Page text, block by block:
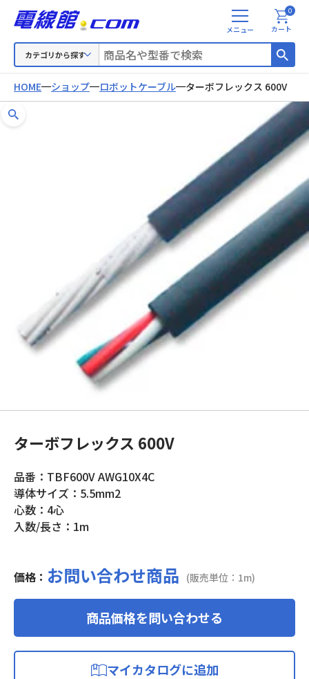
カテゴリから探す
メ
ニ
カート
0
HOME ショップ ロボットケーブル ターボフレックス 600V
ターボフレックス 600V
品番：TBF600V AWG10X4C
導体サイズ：5.5mm2
心数：4心
入数/長さ：1m
価格： お問い合わせ商品 (販売単位：1m)
商品価格を問い合わせる
マイカタログに追加